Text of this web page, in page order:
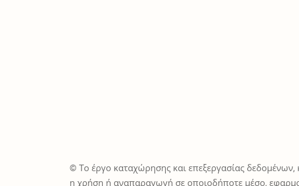
© Το έργο καταχώρησης και επεξεργασίας δεδομένων,
η χρήση ή αναπαραγωγή σε οποιοδήποτε μέσο,